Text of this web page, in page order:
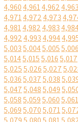
4,9604,9614,9624,963
4,9714,9724,973
4,9814,9824,983
4,9924,9934,994
5,0035,0045,0055,006
5,0145,0155,0165,017
5,0255,0265,027
5,0365,0375,038
5,0475,0485,049
5,0585,0595,0605,061
5,0695,0705,071